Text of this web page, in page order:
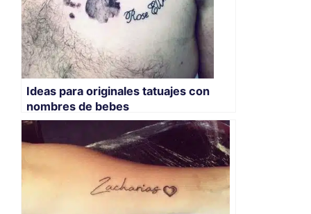
Ideas para originales tatuajes con
nombres de bebes